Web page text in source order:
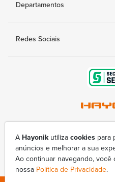
Departamentos
Redes Sociais
(43)
Segunda à sexta
A Hayonikutiliza cookies para
anúncios e melhorar a sua
Ao continuar navegando, você
nossa Política de Privacidade.